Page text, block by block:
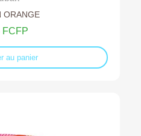
ORANGE
FCFP
au panier